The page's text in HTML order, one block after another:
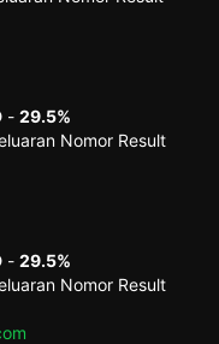
- 29.5%
Nomor Result
- 29.5%
Nomor Result